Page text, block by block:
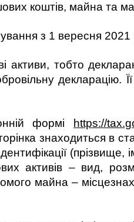
коштів, майна та
з 1 вересня
активи, тобто
декларацію.
формі
https://
знаходиться в
(прізвище,
активів – вид,
майна –